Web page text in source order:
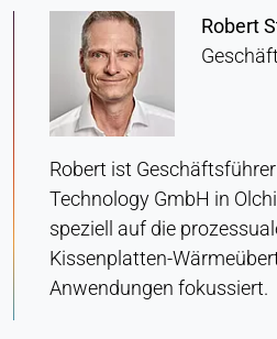
Robert
Robert ist
Technology GmbH in
speziell auf die
Kissenplatten-
Anwendungen fokussiert.
Heat Transfer Technology
Zweck:
Speichert Ihre
Cookie Laufzeit:
STATISTIK
Wird verwendet, um zu
genutzt wird, und um die